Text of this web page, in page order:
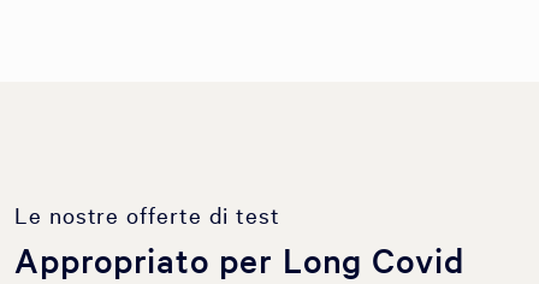
Le nostre offerte di test
Appropriato per Long Covid